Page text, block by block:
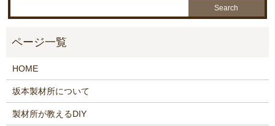
HOME
坂本製材所について
製材所が教えるDIY